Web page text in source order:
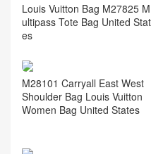
Louis Vuitton Bag M27825 M
ultipass Tote Bag United Stat
es
M28101 Carryall East West
Shoulder Bag Louis Vuitton
Women Bag United States